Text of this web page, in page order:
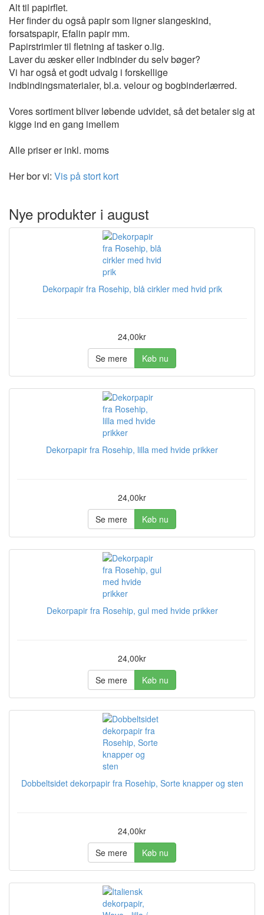
Alt til papirflet.
Her finder du også papir som ligner slangeskind,
forsatspapir, Efalin papir mm.
Papirstrimler til fletning af tasker o.lig.
Laver du æsker eller indbinder du selv bøger?
Vi har også et godt udvalg i forskellige
indbindingsmaterialer, bl.a. velour og bogbinderlærred.
Vores sortiment bliver løbende udvidet, så det betaler sig at
kigge ind en gang imellem
Alle priser er inkl. moms
Her bor vi: Vis på stort kort
Nye produkter i august
Dekorpapir fra Rosehip, blå cirkler med hvid prik
24,00kr
Se mere
Køb nu
Dekorpapir fra Rosehip, lilla med hvide prikker
24,00kr
Se mere
Køb nu
Dekorpapir fra Rosehip, gul med hvide prikker
24,00kr
Se mere
Køb nu
Dobbeltsidet dekorpapir fra Rosehip, Sorte knapper og sten
24,00kr
Se mere
Køb nu